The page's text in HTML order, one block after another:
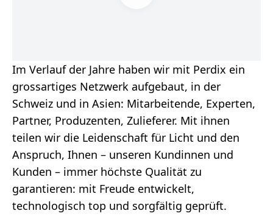
Im Verlauf der Jahre haben wir mit Perdix ein
grossartiges Netzwerk aufgebaut, in der
Schweiz und in Asien: Mitarbeitende, Experten,
Partner, Produzenten, Zulieferer. Mit ihnen
teilen wir die Leidenschaft für Licht und den
Anspruch, Ihnen – unseren Kundinnen und
Kunden – immer höchste Qualität zu
garantieren: mit Freude entwickelt,
technologisch top und sorgfältig geprüft.